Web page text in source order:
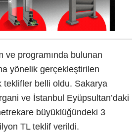
ve programında bulunan
yönelik gerçekleştirilen
teklifler belli oldu. Sakarya
ve İstanbul Eyüpsultan’daki
büyüklüğündeki 3
TL teklif verildi.